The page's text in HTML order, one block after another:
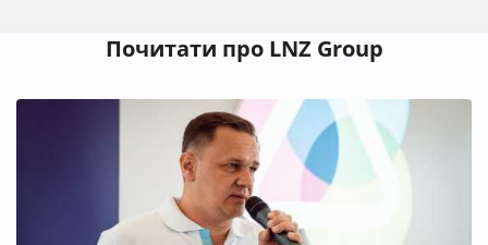
Почитати про LNZ Group